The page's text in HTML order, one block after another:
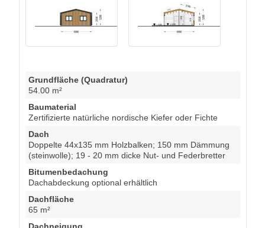
Grundfläche (Quadratur)
54.00 m²
Baumaterial
Zertifizierte natürliche nordische Kiefer oder Fichte
Dach
Doppelte 44x135 mm Holzbalken; 150 mm Dämmung
(steinwolle); 19 - 20 mm dicke Nut- und Federbretter
Bitumenbedachung
Dachabdeckung optional erhältlich
Dachfläche
65 m²
Dachneigung